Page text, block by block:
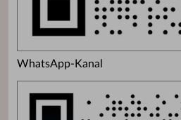
WhatsApp-Kanal